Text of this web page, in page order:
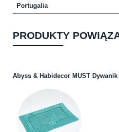
Portugalia
PRODUKTY
Abyss & Habidecor MUST